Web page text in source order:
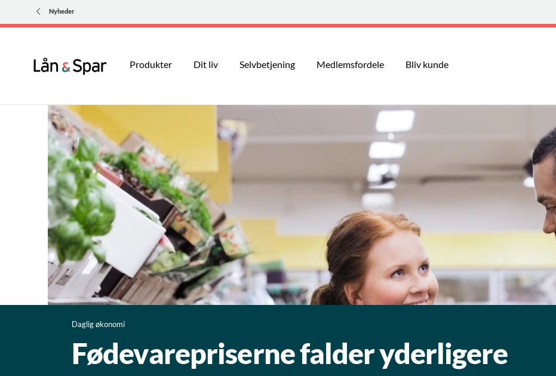
Nyheder
Produkter Dit liv Selvbetjening Medlemsfordele Bliv kunde
Daglig økonomi
Fødevarepriserne falder yderligere